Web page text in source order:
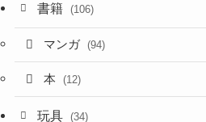
書籍 (106)
マンガ (94)
本 (12)
玩具 (34)